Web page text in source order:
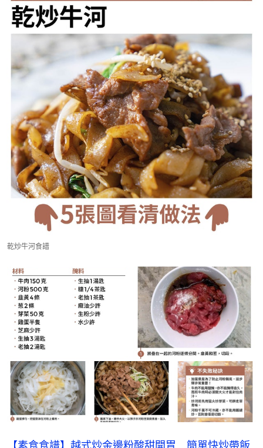
乾炒牛河食譜
【素食食譜】越式炒金邊粉酸甜開胃 簡單快炒帶飯